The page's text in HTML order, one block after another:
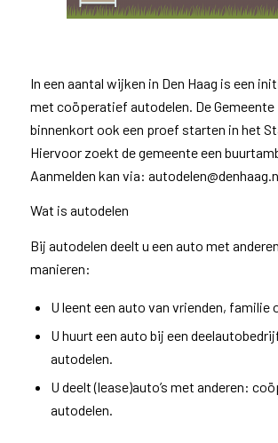
In een aantal wijken in Den Haag is een
met coöperatief autodelen. De Gemeente
binnenkort ook een proef starten in het
Hiervoor zoekt de gemeente een
Aanmelden kan via:
Wat is autodelen
Bij autodelen deelt u een auto met
manieren:
U leent een auto van vrienden, familie
U huurt een auto bij een
autodelen.
U deelt (lease)auto’s met anderen:
autodelen.